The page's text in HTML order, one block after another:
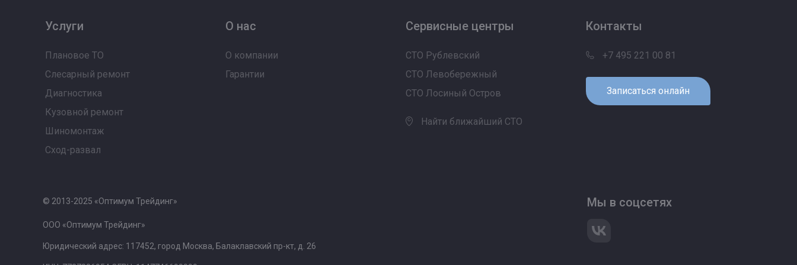
Услуги
Плановое ТО
Слесарный ремонт
Диагностика
Кузовной ремонт
Шиномонтаж
Сход-развал
О нас
О компании
Гарантии
Сервисные центры
СТО Рублевский
СТО Левобережный
СТО Лосиный Остров
Найти ближайший СТО
Контакты
+7 495 221 00 81
Записаться онлайн
© 2013-2025 «Оптимум Трейдинг»
ООО «Оптимум Трейдинг»
Юридический адрес: 117452, город Москва, Балаклавский пр-кт, д. 26
Мы в соцсетях